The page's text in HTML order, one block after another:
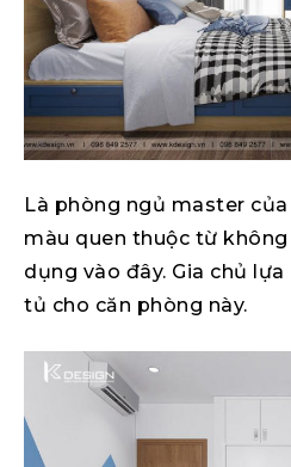
Là phòng ngủ master
màu quen thuộc từ
dụng vào đây. Gia chủ
tủ cho căn phòng này.